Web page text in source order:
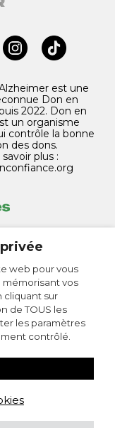
est une
Don en
2022. Don en
un organisme
contrôle la bonne
des dons.
plus :
web pour vous
vos
cliquant sur
de TOUS les
les paramètres
contrôlé.